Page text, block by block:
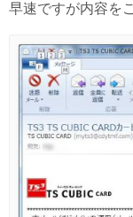
早速ですが内容を